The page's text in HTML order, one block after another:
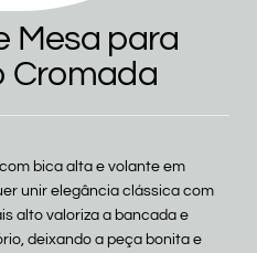
Mesa para
Cromada
bica alta e volante em
unir elegância clássica com
alto valoriza a bancada e
deixando a peça bonita e